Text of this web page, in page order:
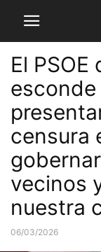
El PSOE
esconde
censura
vecinos
nuestra
06/03/2026